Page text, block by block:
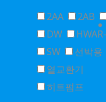
2AA 2AB
DW
SW
선박용
열교환기
히트펌프